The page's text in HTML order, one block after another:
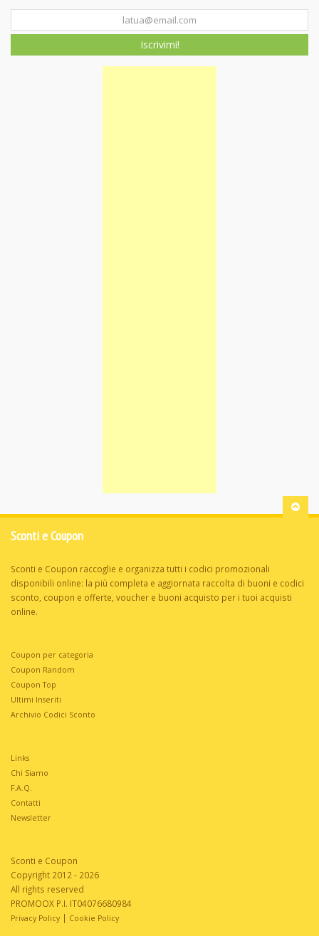
Iscrivimi!
Sconti e Coupon
Sconti e Coupon raccoglie e organizza tutti i codici promozionali
disponibili online: la più completa e aggiornata raccolta di buoni e codici
sconto, coupon e offerte, voucher e buoni acquisto per i tuoi acquisti
online.
Coupon per categoria
Coupon Random
Coupon Top
Ultimi Inseriti
Archivio Codici Sconto
Links
Chi Siamo
F.A.Q.
Contatti
Newsletter
Sconti e Coupon
Copyright 2012 - 2026
All rights reserved
PROMOOX P.I. IT04076680984
Privacy Policy | Cookie Policy